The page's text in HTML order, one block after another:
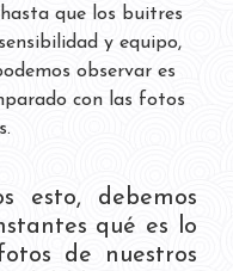
que los buitres
y equipo,
observar es
con las fotos
esto, debemos
qué es lo
de nuestros